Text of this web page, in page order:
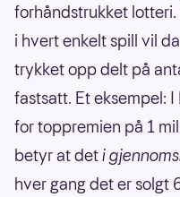
forhåndstrukket
i hvert enkelt spill vil
trykket opp delt på
fastsatt. Et eksempel:
for toppremien på 1
betyr at deti
hver gang det er